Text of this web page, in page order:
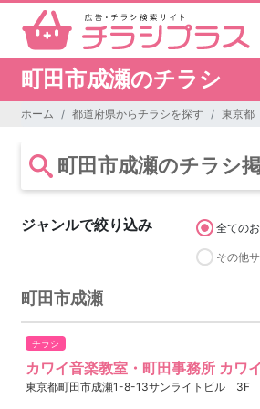
町田市成瀬のチラシ
ホーム 都道府県からチラシを探す 東京都
町田市成瀬のチラシ
ジャンルで絞り込み 全ての
その他
町田市成瀬
チラシ
カワイ音楽教室・町田事務所 カワ
東京都町田市成瀬1-8-13サンライトビル 3F